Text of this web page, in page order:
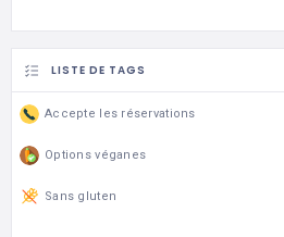
LISTE DE TAGS
Accepte les réservations
Options véganes
Sans gluten